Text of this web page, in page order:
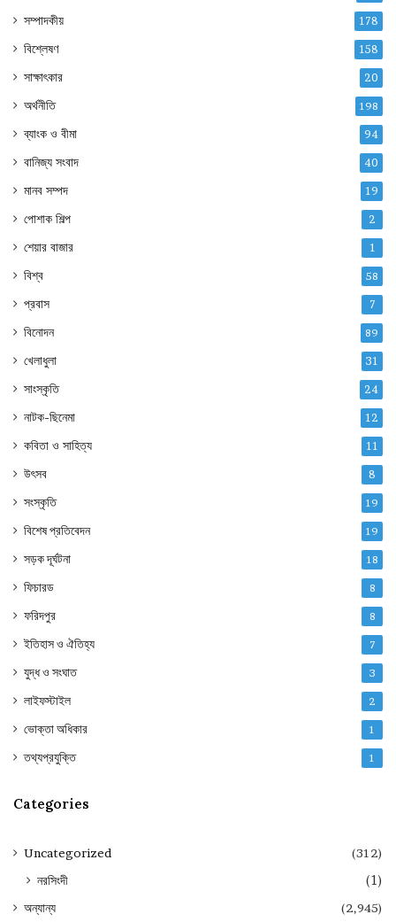
সম্পাদকীয় 178
বিশ্লেষণ 158
সাক্ষাৎকার 20
অর্থনীতি 198
ব্যাংক ও বীমা 94
বানিজ্য সংবাদ 40
মানব সম্পদ 19
পোশাক শিল্প 2
শেয়ার বাজার 1
বিশ্ব 58
প্রবাস 7
বিনোদন 89
খেলাধুলা 31
সাংস্কৃতি 24
নাটক-ছিনেমা 12
কবিতা ও সাহিত্য 11
উৎসব 8
সংস্কৃতি 19
বিশেষ প্রতিবেদন 19
সড়ক দূর্ঘটনা 18
ফিচারড 8
ফরিদপুর 8
ইতিহাস ও ঐতিহ্য 7
যুদ্ধ ও সংঘাত 3
লাইফস্টাইল 2
ভোক্তা অধিকার 1
তথ্যপ্রযুক্তি 1
Categories
Uncategorized (312)
নরসিংদী (1)
অন্যান্য (2,945)